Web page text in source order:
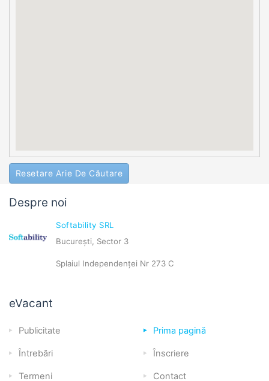
Resetare Arie De Căutare
Despre noi
Softability SRL
București, Sector 3
Splaiul Independenței Nr 273 C
eVacant
Publicitate Prima pagină
Întrebări Înscriere
Termeni Contact